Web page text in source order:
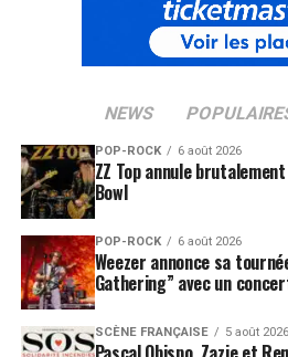
NEWS
POP-ROCK 6 août 2026
ZZ Top annule
Bowl
POP-ROCK 6 août 2026
Weezer annonce sa
Gathering” avec un
SCÈNE FRANÇAISE 5 août 2026